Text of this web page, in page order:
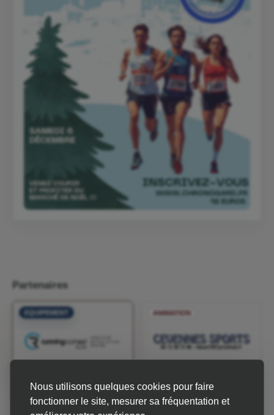
Nous utilisons quelques cookies pour faire
fonctionner le site, mesurer sa fréquentation et
Partenaires
EQUIPEMENT ANIMATION
INFOS & MÉTÉO